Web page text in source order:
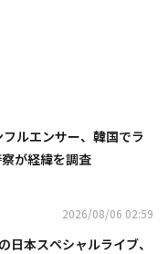
ルエンサー、韓国でラ
が経緯を調査
2026/08/06 02:59
日本スペシャルライブ、